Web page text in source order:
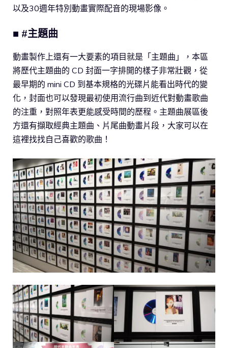
以及30週年特別動畫實際配音的現場影像。
■ #主題曲
動畫製作上還有一大要素的項目就是「主題曲」，本區
將歷代主題曲的 CD 封面一字排開的樣子非常壯觀，從
最早期的 mini CD 到基本規格的光碟片能看出時代的變
化，封面也可以發現最初使用流行曲到近代對動畫歌曲
的注重，對照年表更能感受時間的歷程。主題曲展區後
方還有擷取經典主題曲、片尾曲動畫片段，大家可以在
這裡找找自己喜歡的歌曲！